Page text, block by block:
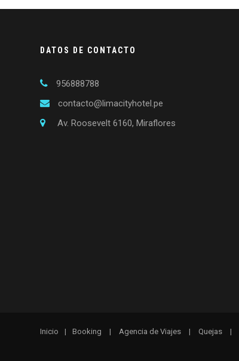
DATOS DE CONTACTO
956888788
contacto@limacityhotel.pe
Av. Roosevelt 6160, Miraflores
Inicio | Booking | Agencia de Viajes | Quejas |